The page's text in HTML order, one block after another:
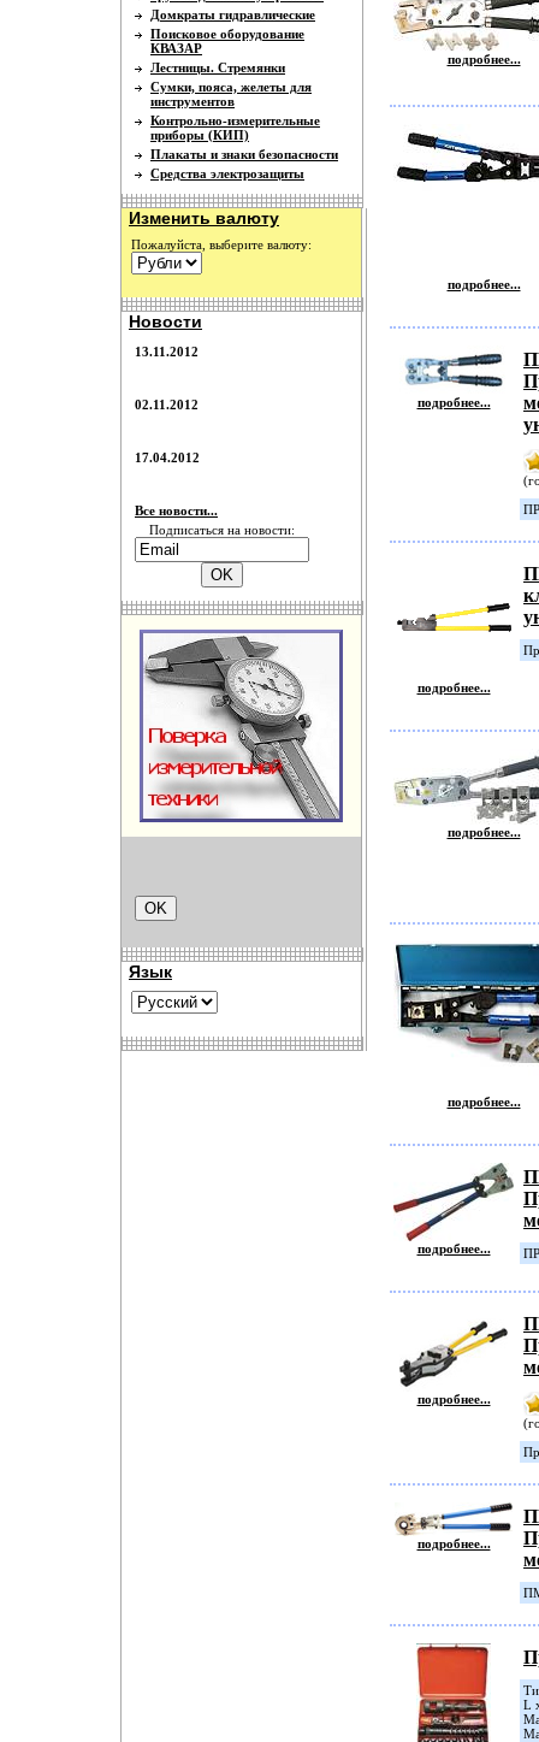
Домкраты гидравлические
Поисковое оборудование
КВАЗАР
Лестницы. Стремянки
Сумки, пояса, желеты для
инструментов
Контрольно-измерительные
приборы (КИП)
Плакаты и знаки безопасности
Средства электрозащиты
Изменить валюту
Пожалуйста, выберите валюту:
Новости
13.11.2012
02.11.2012
17.04.2012
Все новости...
Подписаться на новости:
Язык
подробнее...
подробнее...
подробнее...
подробнее...
подробнее...
подробнее...
подробнее...
подробнее...
подробнее...
L